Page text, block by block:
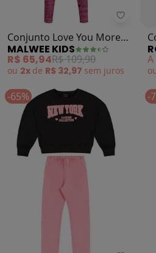
Conjunto Love You More
(Preto)
MALWEE KIDS
R$ 65,94R$ 109,90
ou 2x de R$ 32,97 sem juros
-65% -